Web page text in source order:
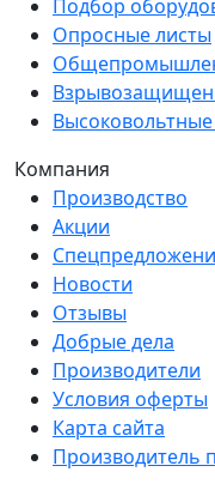
Подбор
Опросные листы
Высоковольтные
Компания
Производство
Акции
Новости
Отзывы
Добрые дела
Производители
Условия оферты
Карта сайта
Производитель